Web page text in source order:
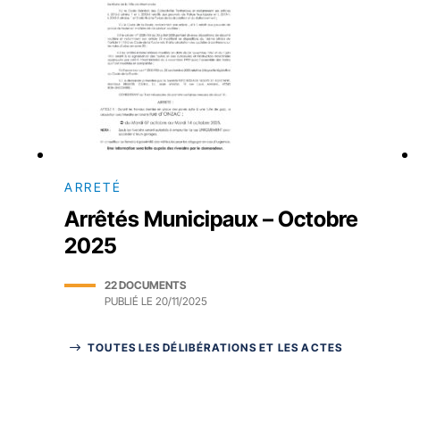
ARRETÉ
Arrêtés Municipaux – Octobre
2025
22 DOCUMENTS
PUBLIÉ LE 20/11/2025
TOUTES LES DÉLIBÉRATIONS ET LES ACTES